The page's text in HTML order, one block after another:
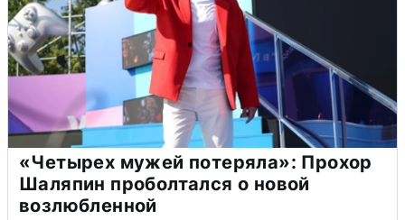
«Четырех мужей потеряла»: Прохор
Шаляпин проболтался о новой
возлюбленной